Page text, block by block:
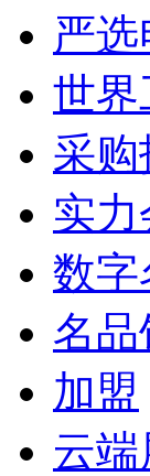
严
世界
采购
实力
数字
名品
加盟
云端